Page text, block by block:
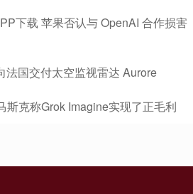
下载 苹果否认与 OpenAI 合作损害
法国交付太空监视雷达 Aurore
斯克称Grok Imagine实现了正毛利